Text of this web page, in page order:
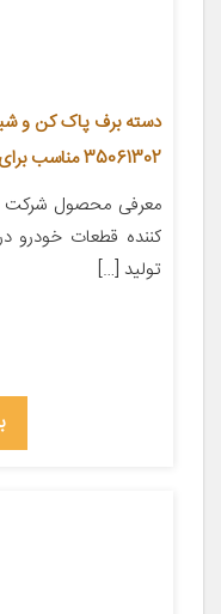
35061302 مناسب برای پژو 206 SD
معرفی محصول شرکت
کننده قطعات خودرو
تولید […]